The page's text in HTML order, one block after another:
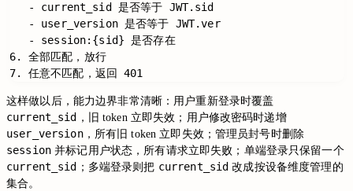
   - current_sid 是否等于 JWT.sid
   - user_version 是否等于 JWT.ver
   - session:{sid} 是否存在
6. 全部匹配，放行
这样做以后，能力边界非常清晰：用户重新登录时覆盖
current_sid ，旧 token 立即失效；用户修改密码时递增
user_version，所有旧 token 立即失效；管理员封号时删除
session并标记用户状态，所有请求立即失败；单端登录只保留一个
current_sid ；多端登录则把 current_sid 改成按设备维度管理的
集合。